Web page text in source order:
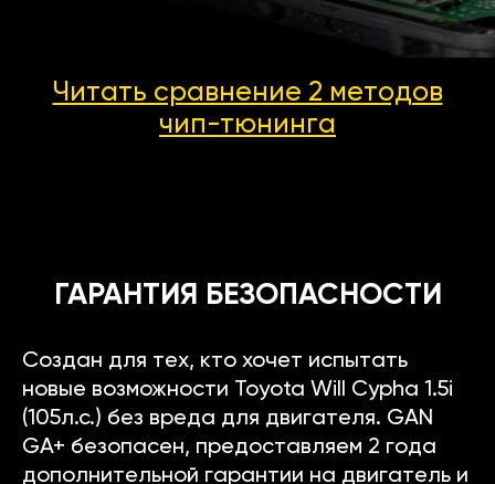
Читать сравнение 2 методов
чип-тюнинга
ГАРАНТИЯ БЕЗОПАСНОСТИ
Создан для тех, кто хочет испытать
новые возможности Toyota Will Cypha 1.5i
(105л.с.) без вреда для двигателя. GAN
GA+ безопасен, предоставляем 2 года
дополнительной гарантии на двигатель и